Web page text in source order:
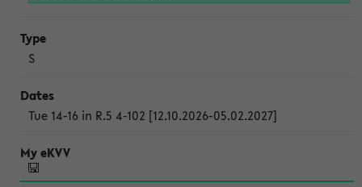
S
Tue 14-16 in R.5 4-102 [12.10.2026-05.02.2027]